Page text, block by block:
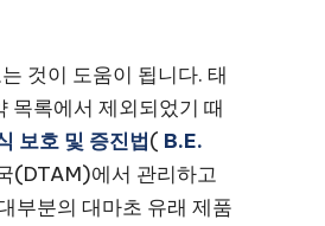
것이 도움이 됩니다. 태
목록에서 제외되었기 때
보호 및 증진법( B.E.
(DTAM)에서 관리하고
부분의 대마초 유래 제품